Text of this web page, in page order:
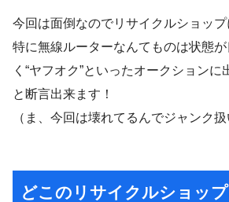
今回は面倒なのでリサイクルショップ
特に無線ルーターなんてものは状態
く“ヤフオク”といったオークション
と断言出来ます！
（ま、今回は壊れてるんでジャンク扱
どこのリサイクルショッ